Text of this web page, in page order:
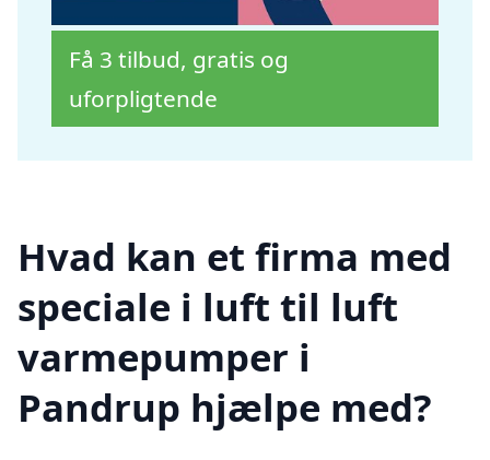
Få 3 tilbud, gratis og
uforpligtende
Hvad kan et firma med
speciale i luft til luft
varmepumper i
Pandrup hjælpe med?